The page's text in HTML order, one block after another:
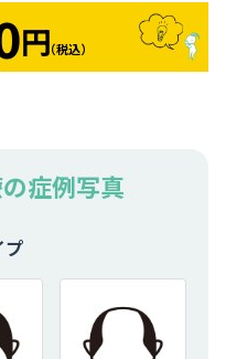
円（税込）
症例写真
プ